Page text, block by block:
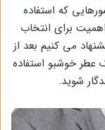
که استفاده
برای انتخاب
می کنیم بعد از
عطر خوشبو استفاده
شوید.